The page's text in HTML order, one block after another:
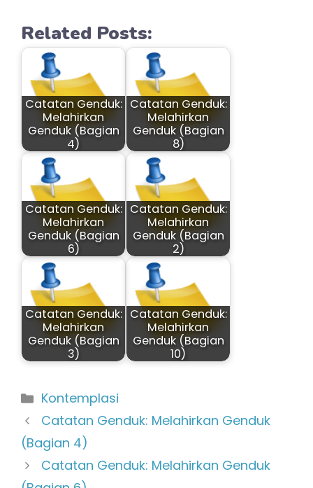
Related Posts:
Catatan Genduk:
Melahirkan
Genduk (Bagian
4)
Catatan Genduk:
Melahirkan
Genduk (Bagian
8)
Catatan Genduk:
Melahirkan
Genduk (Bagian
6)
Catatan Genduk:
Melahirkan
Genduk (Bagian
2)
Catatan Genduk:
Melahirkan
Genduk (Bagian
3)
Catatan Genduk:
Melahirkan
Genduk (Bagian
10)
Kategori
Kontemplasi
Catatan Genduk: Melahirkan Genduk
(Bagian 4)
Catatan Genduk: Melahirkan Genduk